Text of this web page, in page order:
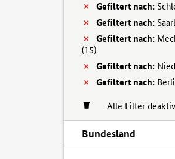
Gefiltert nach:
Gefiltert nach:
Gefiltert nach:
(15)
Gefiltert nach:
Gefiltert nach:
Alle Filter
Bundesland